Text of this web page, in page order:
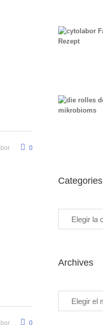
0
0
Categories
Archives